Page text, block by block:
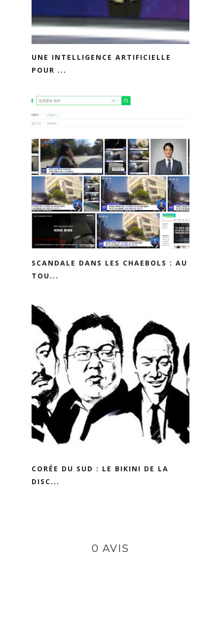
UNE INTELLIGENCE ARTIFICIELLE
POUR ...
SCANDALE DANS LES CHAEBOLS : AU
TOU...
CORÉE DU SUD : LE BIKINI DE LA
DISC...
0 AVIS